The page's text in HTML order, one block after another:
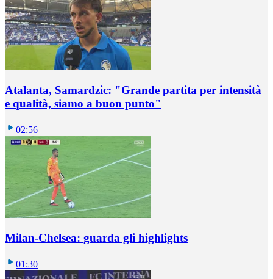
Atalanta, Samardzic: "Grande partita per intensità
e qualità, siamo a buon punto"
02:56
Milan-Chelsea: guarda gli highlights
01:30